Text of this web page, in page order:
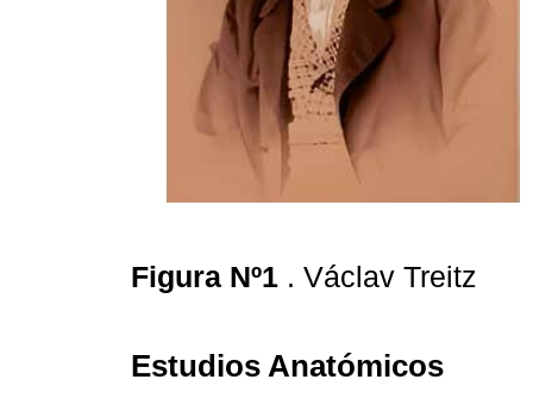
Figura Nº1 . Václav Treitz
Estudios Anatómicos